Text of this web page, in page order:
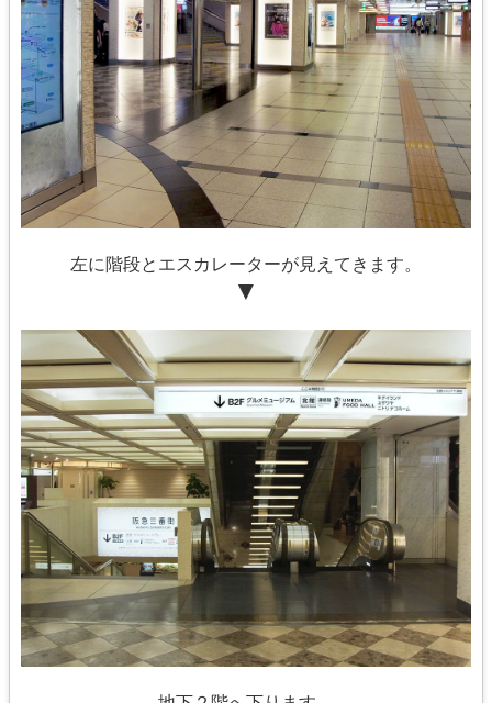
左に階段とエスカレーターが見えてきます。
▼